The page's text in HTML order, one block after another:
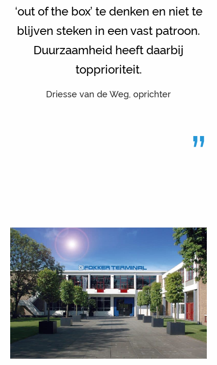
‘out of the box’ te denken en niet te
blijven steken in een vast patroon.
Duurzaamheid heeft daarbij
topprioriteit.
Driesse van de Weg, oprichter
”